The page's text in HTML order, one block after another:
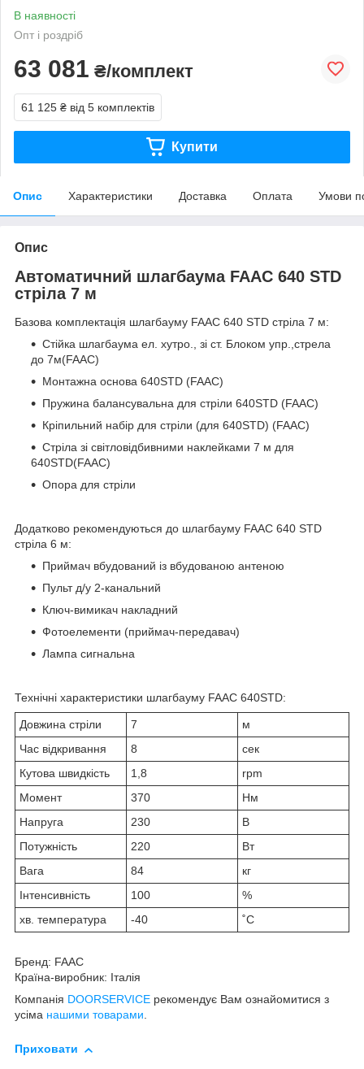
В наявності
Опт і роздріб
63 081 ₴/комплект
61 125 ₴ від 5 комплектів
Купити
Опис Характеристики Доставка Оплата Умови
Опис
Автоматичний шлагбаума FAAC 640 STD
стріла 7 м
Базова комплектація шлагбауму FAAC 640 STD стріла 7 м:
Стійка шлагбаума ел. хутро., зі ст. Блоком упр.,стрела
до 7м(FAAC)
Монтажна основа 640STD (FAAC)
Пружина балансувальна для стріли 640STD (FAAC)
Кріпильний набір для стріли (для 640STD) (FAAC)
Стріла зі світловідбивними наклейками 7 м для
640STD(FAAC)
Опора для стріли
Додатково рекомендуються до шлагбауму FAAC 640 STD
стріла 6 м:
Приймач вбудований із вбудованою антеною
Пульт д/у 2-канальний
Ключ-вимикач накладний
Фотоелементи (приймач-передавач)
Лампа сигнальна
Технічні характеристики шлагбауму FAAC 640STD:
Довжина стріли 7
м
Час відкривання
8
сек
Кутова швидкість
1,8
rpm
Момент
370
Нм
Напруга
230
В
Потужність
220
Вт
Вага
84
кг
Інтенсивність
100
%
хв. температура
-40 ˚С
Бренд: FAAC
Країна-виробник: Італія
Компанія DOORSERVICE рекомендує Вам ознайомитися з
усіма нашими товарами.
Приховати